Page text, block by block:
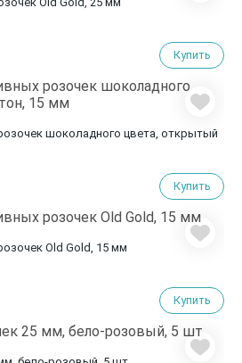
Купить
шоколадного цвета, открытый
Купить
Old Gold, 15 мм
Купить